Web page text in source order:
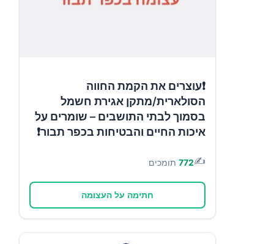
❗עוצרים את הקמת החווה
הסולארית/מתקן אגירת חשמל
בסמוך לבתי התושבים – שומרים על
איכות החיים והבטיחות בכפר תבור❗
✍️
772 תומכים
חתימה על העצומה